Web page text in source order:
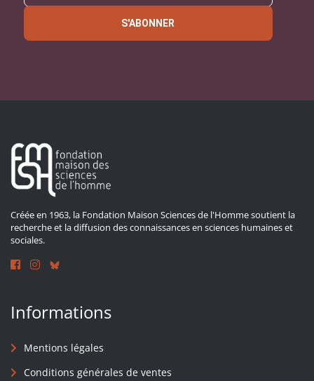
S'ABONNER
Créée en 1963, la Fondation Maison Sciences de l'Homme soutient la
recherche et la diffusion des connaissances en sciences humaines et
sociales.
Informations
Mentions légales
Conditions générales de ventes